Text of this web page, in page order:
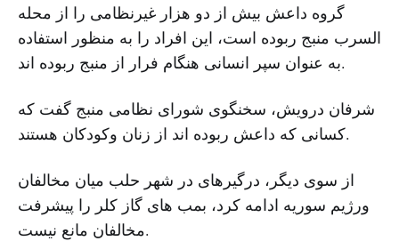
گروه داعش بیش از دو هزار غیرنظامی را از محله
السرب منبج ربوده است، این افراد را به منظور استفاده
به عنوان سپر انسانی هنگام فرار از منبج ربوده اند.
شرفان درویش، سخنگوی شورای نظامی منبج گفت که
کسانی که داعش ربوده اند از زنان وکودکان هستند.
از سوی دیگر، درگیرهای در شهر حلب میان مخالفان
ورژیم سوریه ادامه کرد، بمب های گاز کلر را پیشرفت
مخالفان مانع نیست.